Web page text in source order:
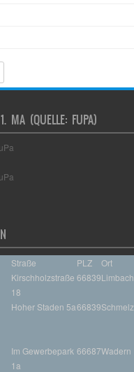
MA (QUELLE: FUPA)
Straße PLZ Ort
Kirschholzstraße
18
66839Limbach
Hoher Staden 5a66839Schmelz
Im Gewerbepark
1a
66687Wadern